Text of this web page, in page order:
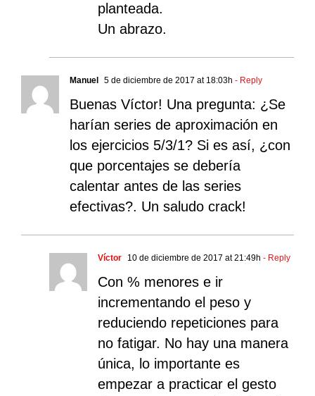
planteada.
Un abrazo.
Manuel 5 de diciembre de 2017 at 18:03h - Reply
Buenas Víctor! Una pregunta: ¿Se
harían series de aproximación en
los ejercicios 5/3/1? Si es así, ¿con
que porcentajes se debería
calentar antes de las series
efectivas?. Un saludo crack!
Víctor 10 de diciembre de 2017 at 21:49h - Reply
Con % menores e ir
incrementando el peso y
reduciendo repeticiones para
no fatigar. No hay una manera
única, lo importante es
empezar a practicar el gesto